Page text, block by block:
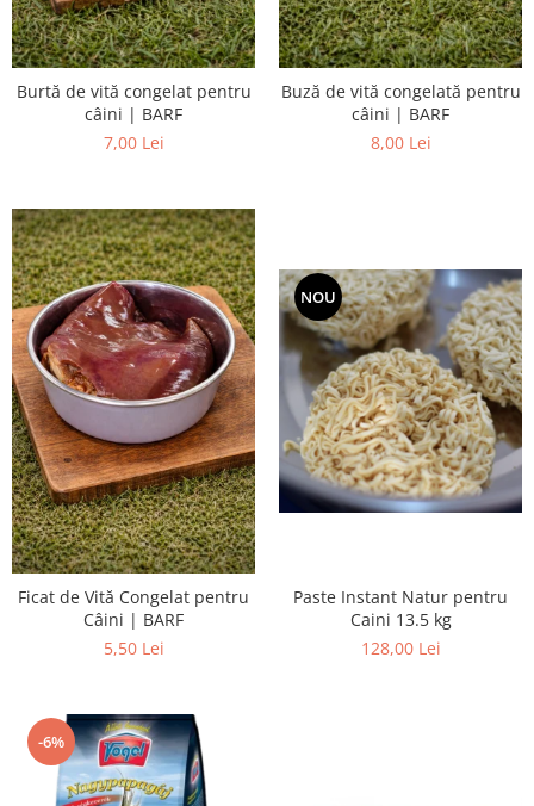
Burtă de vită congelat pentru
câini | BARF
7,00 Lei
Buză de vită congelată pentru
câini | BARF
8,00 Lei
Ficat de Vită Congelat pentru
Câini | BARF
5,50 Lei
NOU
Paste Instant Natur pentru
Caini 13.5 kg
128,00 Lei
-6%